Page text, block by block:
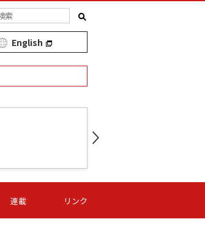
English
第16節 09/06 (日) 15:00
- -
連載 リンク